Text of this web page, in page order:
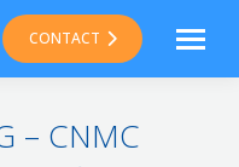
CONTACT
– CNMC